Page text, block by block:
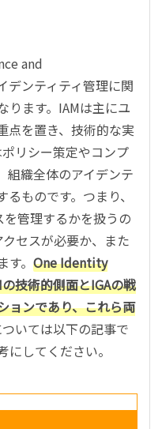
and
ンティティ管理に関
ります。IAMは主にユ
点を置き、技術的な実
リシー策定やコンプ
組織全体のアイデンテ
ものです。つまり、
を管理するかを扱うの
クセスが必要か、また
。 One Identity
技術的側面とIGAの戦
ョンであり、これら両
ついては以下の記事で
してください。